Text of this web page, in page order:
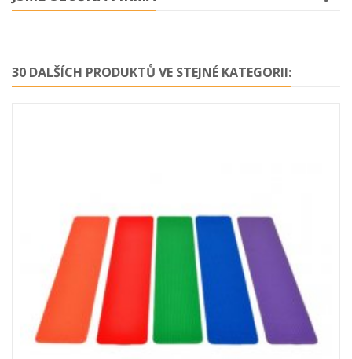
30 DALŠÍCH PRODUKTŮ VE STEJNÉ KATEGORII: